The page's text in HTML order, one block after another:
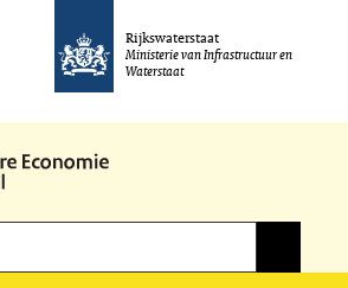
Rijkswaterstaat
Ministerie van Infrastructuur en
Waterstaat